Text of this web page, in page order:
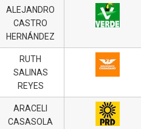
ALEJANDRO
CASTRO
HERNÁNDEZ
RUTH
SALINAS
REYES
ARACELI
CASASOLA